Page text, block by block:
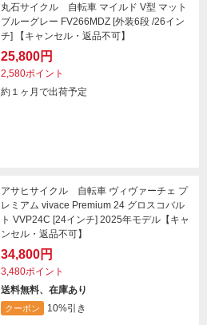
丸石サイクル 自転車 マイルド V型 マット
ブルーグレー FV266MDZ [外装6段 /26イン
チ] 【キャンセル・返品不可】
25,800円
2,580ポイント
約１ヶ月で出荷予定
アサヒサイクル 自転車 ヴィヴァーチェ プ
レミアム vivace Premium 24 グロスコバル
ト VVP24C [24インチ] 2025年モデル【キャ
ンセル・返品不可】
34,800円
3,480ポイント
送料無料、在庫あり
クーポン 10%引き